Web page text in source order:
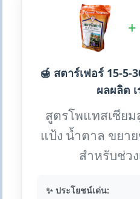
+
🍯 สตาร์เฟอร์ 15-5-
ผลผลิต
สูตรโพแทสเซียม
แป้ง น้ำตาล ขยา
สำหรับช่วง
✨ ประโยชน์เด่น: